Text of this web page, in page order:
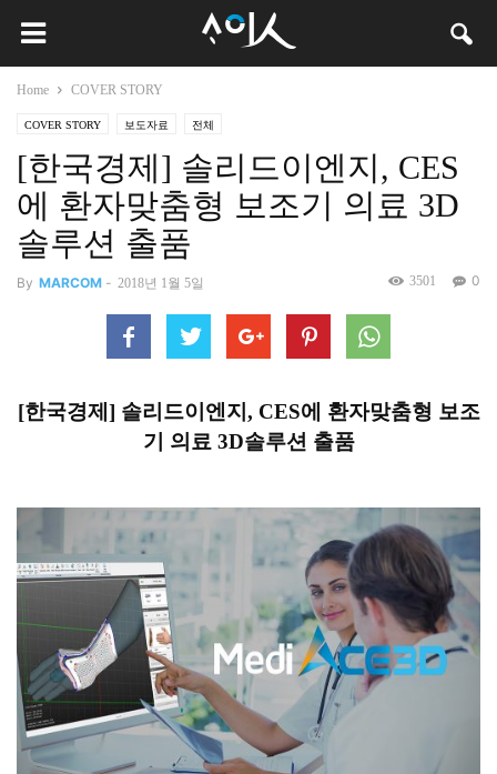
Home COVER STORY
COVER STORY 보도자료 전체
[한국경제] 솔리드이엔지, CES
에 환자맞춤형 보조기 의료 3D
솔루션 출품
By MARCOM - 2018년 1월 5일 0
3501
[한국경제] 솔리드이엔지, CES에 환자맞춤형 보조
기 의료 3D솔루션 출품